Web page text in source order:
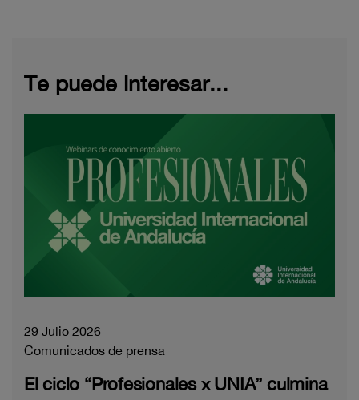
Te puede interesar...
29 Julio 2026
Comunicados de prensa
El ciclo “Profesionales x UNIA” culmina